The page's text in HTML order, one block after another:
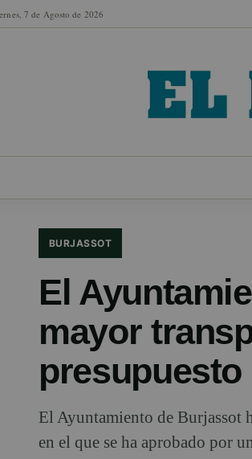
7 de Agosto de 2026
BURJASSOT
El
mayor
El Ayuntamiento de Burjassot
en el que se ha aprobado por